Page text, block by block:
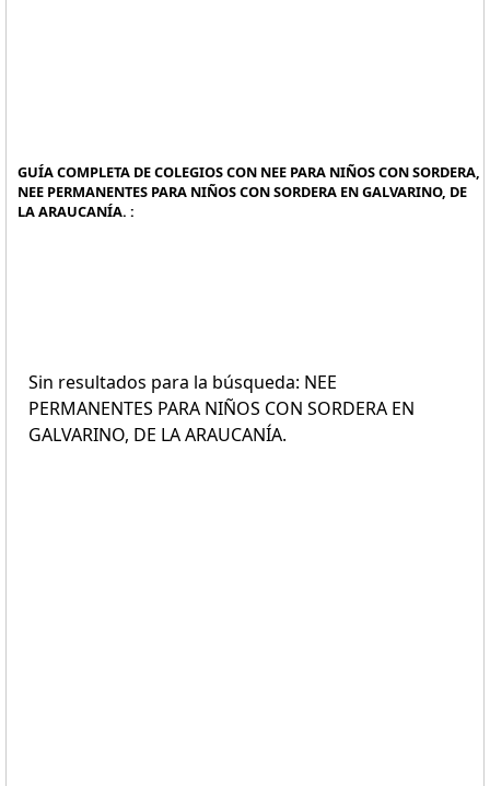
GUÍA COMPLETA DE COLEGIOS CON NEE PARA NIÑOS CON SORDERA,
NEE PERMANENTES PARA NIÑOS CON SORDERA EN GALVARINO, DE
LA ARAUCANÍA. :
Sin resultados para la búsqueda: NEE
PERMANENTES PARA NIÑOS CON SORDERA EN
GALVARINO, DE LA ARAUCANÍA.